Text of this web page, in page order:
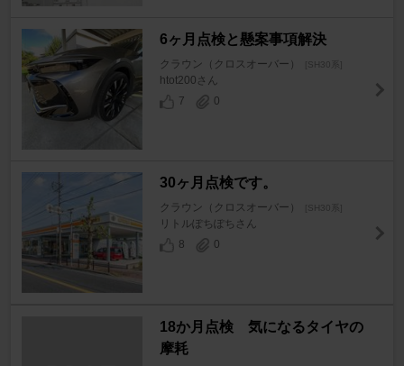
6ヶ月点検と懸案事項解決
クラウン（クロスオーバー） [SH30系]
htot200さん
7
0
30ヶ月点検です。
クラウン（クロスオーバー） [SH30系]
リトルぽちぽちさん
8
0
18か月点検 気になるタイヤの
摩耗